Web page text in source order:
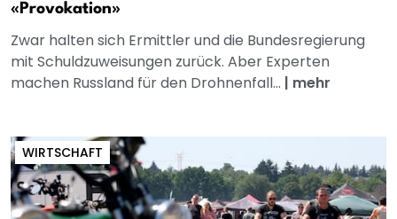
«Provokation»
Zwar halten sich Ermittler und die Bundesregierung
mit Schuldzuweisungen zurück. Aber Experten
machen Russland für den Drohnenfall... | mehr
WIRTSCHAFT